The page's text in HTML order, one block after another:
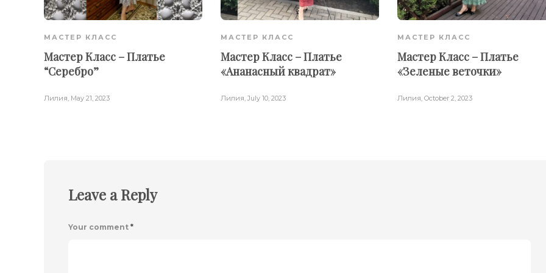
МАСТЕР КЛАСС
Мастер Класс – Платье
“Серебро”
Лилия, May 21, 2023
МАСТЕР КЛАСС
Мастер Класс – Платье
«Ананасный квадрат»
Лилия, July 10, 2023
МАСТЕР КЛАСС
Мастер Класс – Платье
«Зеленые веточки»
Лилия, October 2, 2023
Leave a Reply
Your comment *